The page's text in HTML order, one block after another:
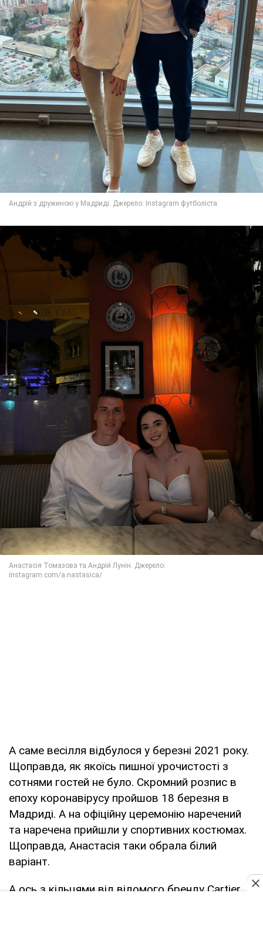
А саме весілля відбулося у березні 2021 року.
Щоправда, як якоїсь пишної урочистості з
сотнями гостей не було. Скромний розпис в
епоху коронавірусу пройшов 18 березня в
Мадриді. А на офіційну церемонію наречений
та наречена прийшли у спортивних костюмах.
Щоправда, Анастасія таки обрала білий
варіант.
А ось з кільцями від відомого бренду Cartier